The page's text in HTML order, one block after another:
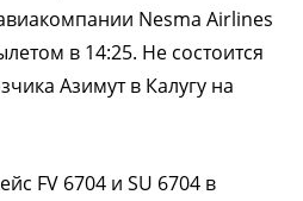
Nesma Airlines
в 14:25. Не состоится
Азимут в Калугу на
FV 6704 и SU 6704 в